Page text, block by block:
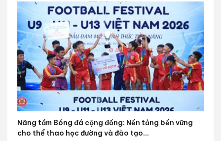
Nâng tầm Bóng đá cộng đồng: Nền tảng bền vững
cho thể thao học đường và đào tạo...